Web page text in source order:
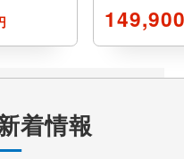
着情報